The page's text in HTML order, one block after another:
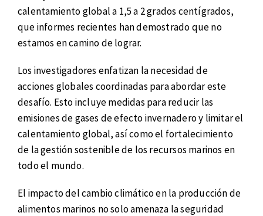
calentamiento global a 1,5 a 2 grados centígrados,
que informes recientes han demostrado que no
estamos en camino de lograr.
Los investigadores enfatizan la necesidad de
acciones globales coordinadas para abordar este
desafío. Esto incluye medidas para reducir las
emisiones de gases de efecto invernadero y limitar el
calentamiento global, así como el fortalecimiento
de la gestión sostenible de los recursos marinos en
todo el mundo.
El impacto del cambio climático en la producción de
alimentos marinos no solo amenaza la seguridad